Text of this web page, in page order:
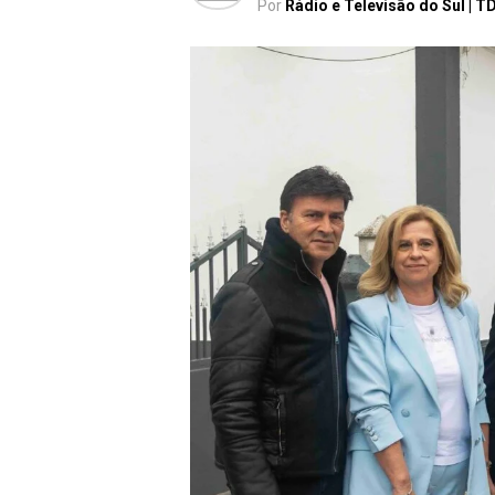
Por Rádio e Televisão do Sul |